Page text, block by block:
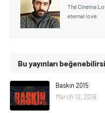
The Cinema
eternal love.
Bu yayınları
Baskın 2015
March 12, 2016